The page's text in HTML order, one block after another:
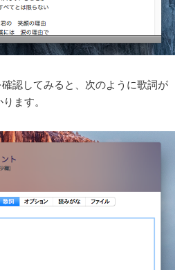
認してみると、次のように歌詞が
ます。